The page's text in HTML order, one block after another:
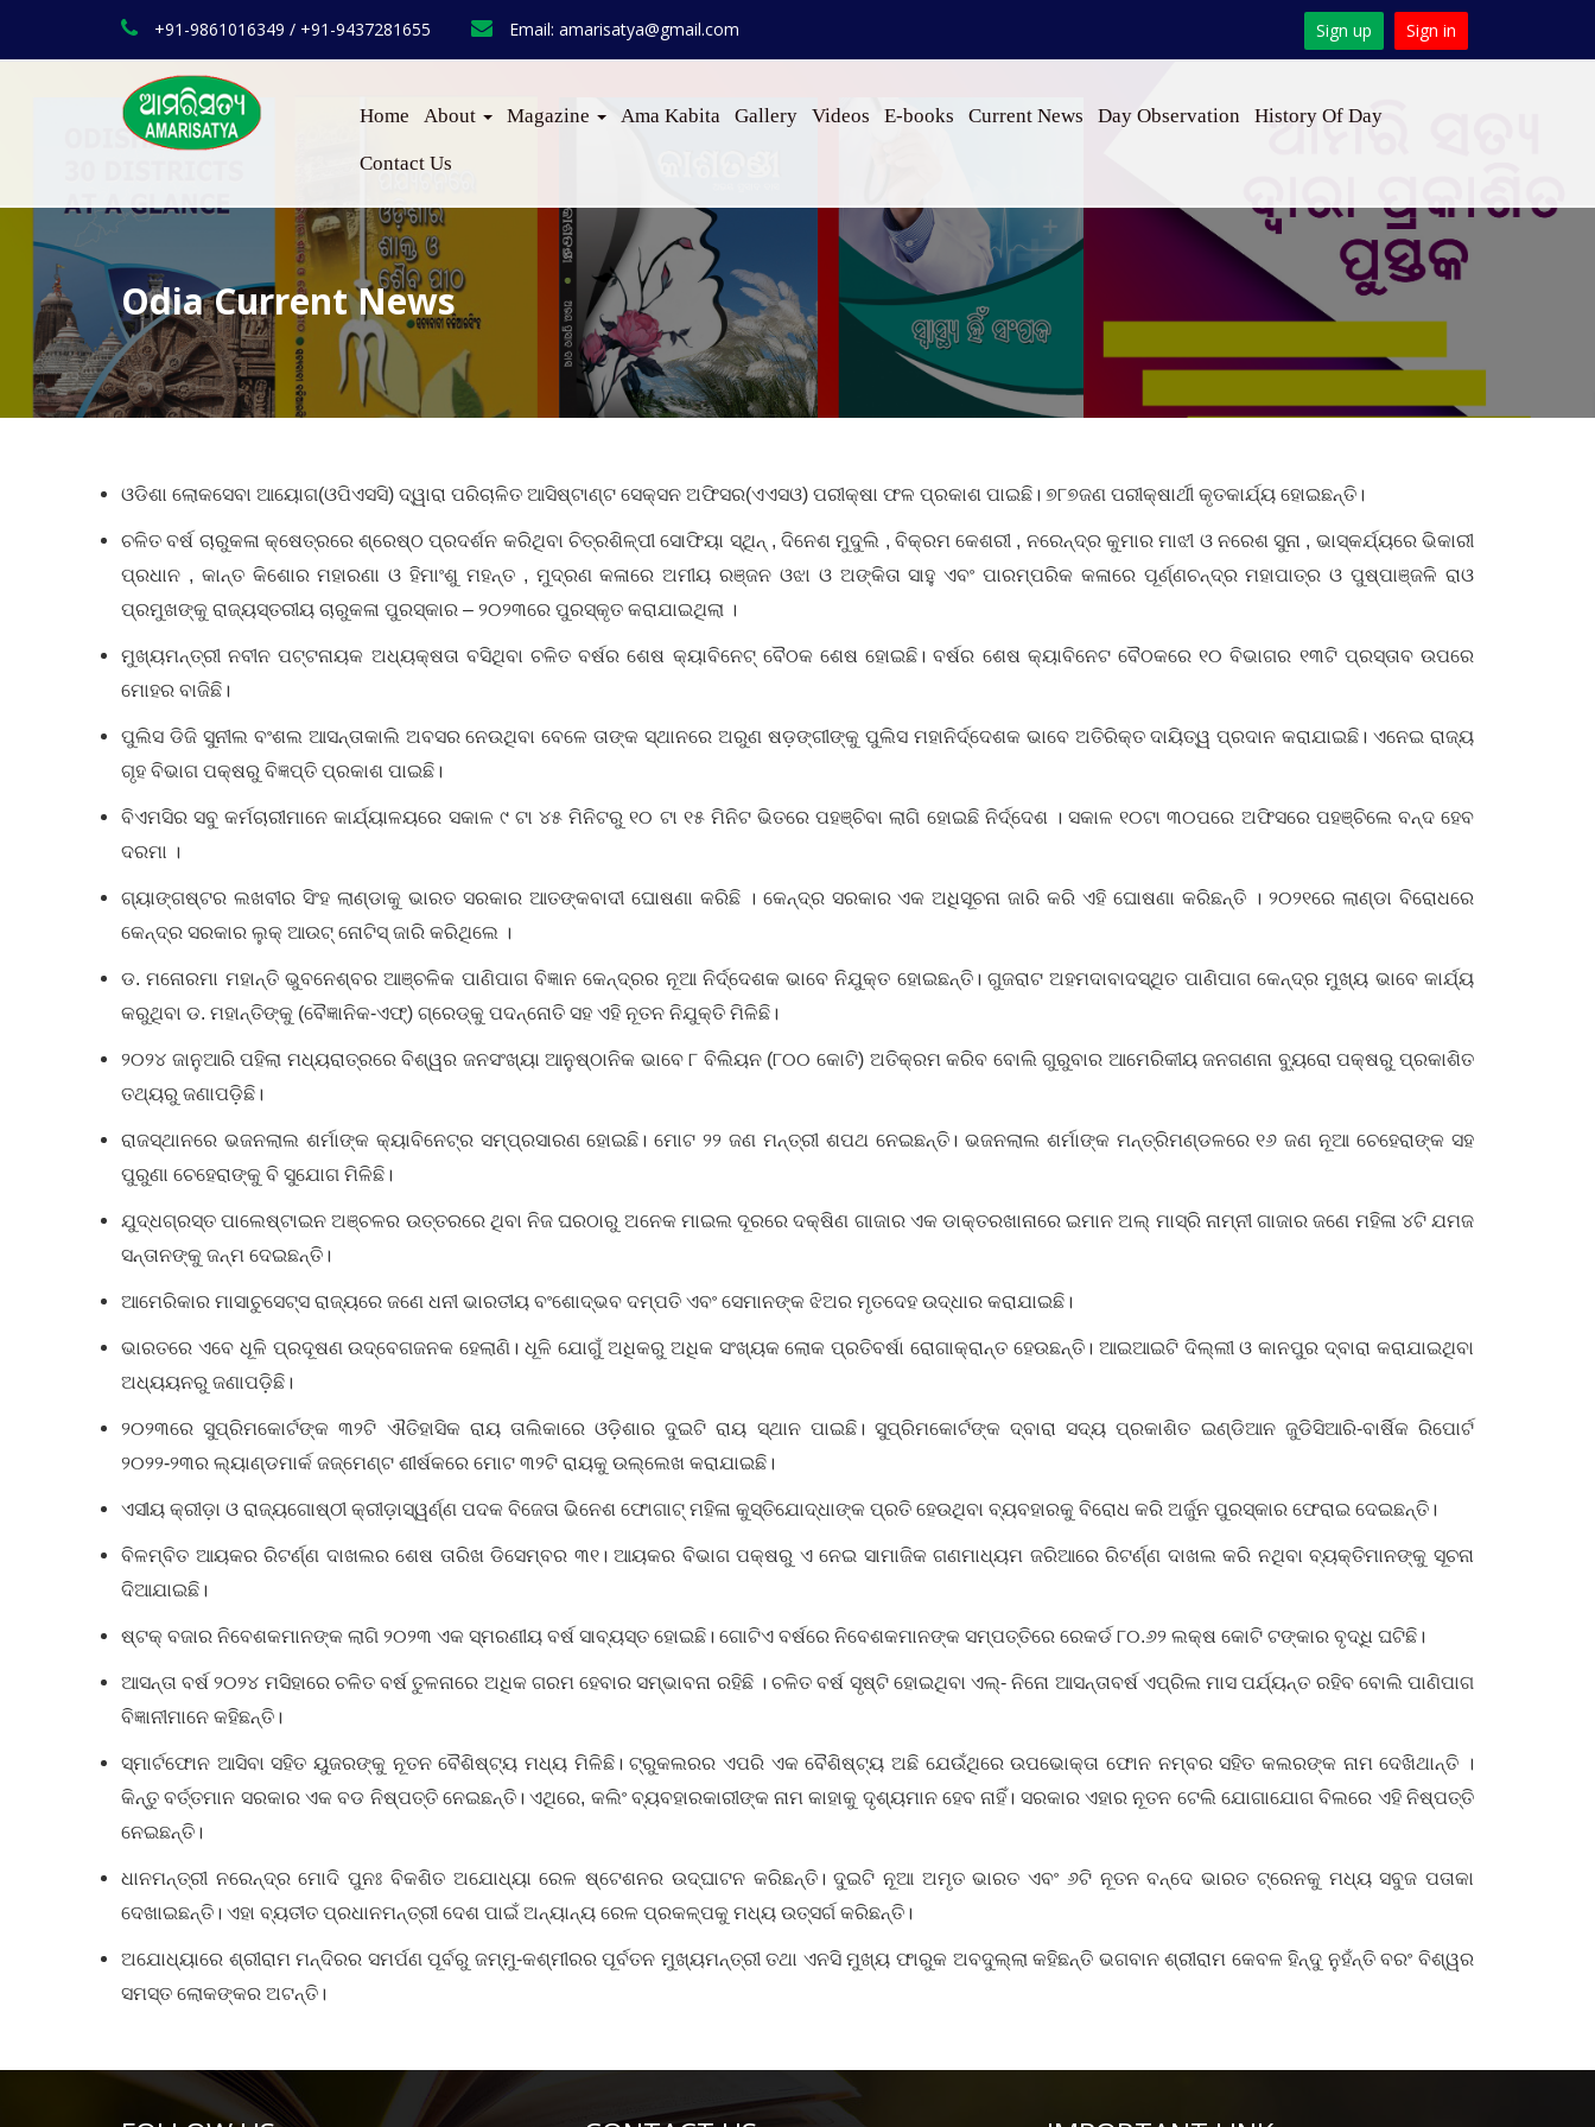
+91-9861016349 / +91-9437281655 Email: amarisatya@gmail.com Sign up Sign in
Home About Magazine Ama Kabita Gallery Videos E-books Current News Day Observation History Of Day
Contact Us
Odia Current News
ଓଡିଶା ଲୋକସେବା ଆୟୋଗ(ଓପିଏସସି) ଦ୍ୱାରା ପରିଚାଳିତ ଆସିଷ୍ଟାଣ୍ଟ ସେକ୍ସନ ଅଫିସର(ଏଏସଓ) ପରୀକ୍ଷା ଫଳ ପ୍ରକାଶ ପାଇଛି। ୭୮୭ଜଣ ପରୀକ୍ଷାର୍ଥୀ କୃତକାର୍ଯ୍ୟ ହୋଇଛନ୍ତି।
ଚଳିତ ବର୍ଷ ଚାରୁକଳା କ୍ଷେତ୍ରରେ ଶ୍ରେଷ୍ଠ ପ୍ରଦର୍ଶନ କରିଥିବା ଚିତ୍ରଶିଳ୍ପୀ ସୋଫିୟା ସ୍ଥିନ୍ , ଦିନେଶ ମୁଦୁଲି , ବିକ୍ରମ କେଶରୀ , ନରେନ୍ଦ୍ର କୁମାର ମାଝୀ ଓ ନରେଶ ସୁନା , ଭାସ୍କର୍ଯ୍ୟରେ ଭିକାରୀ
ପ୍ରଧାନ , କାନ୍ତ କିଶୋର ମହାରଣା ଓ ହିମାଂଶୁ ମହନ୍ତ , ମୁଦ୍ରଣ କଳାରେ ଅମୀୟ ରଞ୍ଜନ ଓଝା ଓ ଅଙ୍କିତା ସାହୁ ଏବଂ ପାରମ୍ପରିକ କଳାରେ ପୂର୍ଣ୍ଣଚନ୍ଦ୍ର ମହାପାତ୍ର ଓ ପୁଷ୍ପାଞ୍ଜଳି ରାଓ
ପ୍ରମୁଖଙ୍କୁ ରାଜ୍ୟସ୍ତରୀୟ ଚାରୁକଳା ପୁରସ୍କାର – ୨୦୨୩ରେ ପୁରସ୍କୃତ କରାଯାଇଥିଲା ।
ମୁଖ୍ୟମନ୍ତ୍ରୀ ନବୀନ ପଟ୍ଟନାୟକ ଅଧ୍ୟକ୍ଷତା ବସିଥିବା ଚଳିତ ବର୍ଷର ଶେଷ କ୍ୟାବିନେଟ୍‌ ବୈଠକ ଶେଷ ହୋଇଛି। ବର୍ଷର ଶେଷ କ୍ୟାବିନେଟ ବୈଠକରେ ୧୦ ବିଭାଗର ୧୩ଟି ପ୍ରସ୍ତାବ ଉପରେ
ମୋହର ବାଜିଛି।
ପୁଲିସ ଡିଜି ସୁନୀଲ ବଂଶଲ ଆସନ୍ତାକାଲି ଅବସର ନେଉଥିବା ବେଳେ ତାଙ୍କ ସ୍ଥାନରେ ଅରୁଣ ଷଡ଼ଙ୍ଗୀଙ୍କୁ ପୁଲିସ ମହାନିର୍ଦ୍ଦେଶକ ଭାବେ ଅତିରିକ୍ତ ଦାୟିତ୍ୱ ପ୍ରଦାନ କରାଯାଇଛି। ଏନେଇ ରାଜ୍ୟ
ଗୃହ ବିଭାଗ ପକ୍ଷରୁ ବିଜ୍ଞପ୍ତି ପ୍ରକାଶ ପାଇଛି।
ବିଏମସିର ସବୁ କର୍ମଚାରୀମାନେ କାର୍ଯ୍ୟାଳୟରେ ସକାଳ ୯ ଟା ୪୫ ମିନିଟରୁ ୧୦ ଟା ୧୫ ମିନିଟ ଭିତରେ ପହଞ୍ଚିବା ଲାଗି ହୋଇଛି ନିର୍ଦ୍ଦେଶ । ସକାଳ ୧୦ଟା ୩୦ପରେ ଅଫିସରେ ପହଞ୍ଚିଲେ ବନ୍ଦ ହେବ
ଦରମା ।
ଗ୍ୟାଙ୍ଗଷ୍ଟର ଲଖବୀର ସିଂହ ଲାଣ୍ଡାକୁ ଭାରତ ସରକାର ଆତଙ୍କବାଦୀ ଘୋଷଣା କରିଛି । କେନ୍ଦ୍ର ସରକାର ଏକ ଅଧିସୂଚନା ଜାରି କରି ଏହି ଘୋଷଣା କରିଛନ୍ତି । ୨୦୨୧ରେ ଲାଣ୍ଡା ବିରୋଧରେ
କେନ୍ଦ୍ର ସରକାର ଲୁକ୍ ଆଉଟ୍ ନୋଟିସ୍ ଜାରି କରିଥିଲେ ।
ଡ. ମନୋରମା ମହାନ୍ତି ଭୁବନେଶ୍ବର ଆଞ୍ଚଳିକ ପାଣିପାଗ ବିଜ୍ଞାନ କେନ୍ଦ୍ରର ନୂଆ ନିର୍ଦ୍ଦେଶକ ଭାବେ ନିଯୁକ୍ତ ହୋଇଛନ୍ତି। ଗୁଜରାଟ ଅହମଦାବାଦସ୍ଥିତ ପାଣିପାଗ କେନ୍ଦ୍ର ମୁଖ୍ୟ ଭାବେ କାର୍ଯ୍ୟ
କରୁଥିବା ଡ. ମହାନ୍ତିଙ୍କୁ (ବୈଜ୍ଞାନିକ-ଏଫ୍‌‌) ଗ୍ରେଡ୍‌‌କୁ ପଦନ୍ନୋତି ସହ ଏହି ନୂତନ ନିଯୁକ୍ତି ମିଳିଛି।
୨୦୨୪ ଜାନୁଆରି ପହିଲା ମଧ୍ୟରାତ୍ରରେ ବିଶ୍ୱର ଜନସଂଖ୍ୟା ଆନୁଷ୍ଠାନିକ ଭାବେ ୮ ବିଲିୟନ (୮୦୦ କୋଟି) ଅତିକ୍ରମ କରିବ ବୋଲି ଗୁରୁବାର ଆମେରିକୀୟ ଜନଗଣନା ବ୍ୟୁରୋ ପକ୍ଷରୁ ପ୍ରକାଶିତ
ତଥ୍ୟରୁ ଜଣାପଡ଼ିଛି।
ରାଜସ୍ଥାନରେ ଭଜନଲାଲ ଶର୍ମାଙ୍କ କ୍ୟାବିନେଟ୍‌ର ସମ୍ପ୍ରସାରଣ ହୋଇଛି। ମୋଟ ୨୨ ଜଣ ମନ୍ତ୍ରୀ ଶପଥ ନେଇଛନ୍ତି। ଭଜନଲାଲ ଶର୍ମାଙ୍କ ମନ୍ତ୍ରିମଣ୍ଡଳରେ ୧୬ ଜଣ ନୂଆ ଚେହେରାଙ୍କ ସହ
ପୁରୁଣା ଚେହେରାଙ୍କୁ ବି ସୁଯୋଗ ମିଳିଛି।
ଯୁଦ୍ଧଗ୍ରସ୍ତ ପାଲେଷ୍ଟାଇନ ଅଞ୍ଚଳର ଉତ୍ତରରେ ଥିବା ନିଜ ଘରଠାରୁ ଅନେକ ମାଇଲ ଦୂରରେ ଦକ୍ଷିଣ ଗାଜାର ଏକ ଡାକ୍ତରଖାନାରେ ଇମାନ ଅଲ୍ ମାସ୍ରି ନାମ୍ନୀ ଗାଜାର ଜଣେ ମହିଳା ୪ଟି ଯମଜ
ସନ୍ତାନଙ୍କୁ ଜନ୍ମ ଦେଇଛନ୍ତି।
ଆମେରିକାର ମାସାଚୁସେଟ୍ସ ରାଜ୍ୟରେ ଜଣେ ଧନୀ ଭାରତୀୟ ବଂଶୋଦ୍ଭବ ଦମ୍ପତି ଏବଂ ସେମାନଙ୍କ ଝିଅର ମୃତଦେହ ଉଦ୍ଧାର କରାଯାଇଛି।
ଭାରତରେ ଏବେ ଧୂଳି ପ୍ରଦୂଷଣ ଉଦ୍‌ବେଗଜନକ ହେଲାଣି। ଧୂଳି ଯୋଗୁଁ ଅଧିକରୁ ଅଧିକ ସଂଖ୍ୟକ ଲୋକ ପ୍ରତିବର୍ଷା ରୋଗାକ୍ରାନ୍ତ ହେଉଛନ୍ତି। ଆଇଆଇଟି ଦିଲ୍ଲୀ ଓ କାନପୁର ଦ୍ବାରା କରାଯାଇଥିବା
ଅଧ୍ୟୟନରୁ ଜଣାପଡ଼ିଛି।
୨୦୨୩ରେ ସୁପ୍ରିମକୋର୍ଟଙ୍କ ୩୨ଟି ଐତିହାସିକ ରାୟ ତାଲିକାରେ ଓଡ଼ିଶାର ଦୁଇଟି ରାୟ ସ୍ଥାନ ପାଇଛି। ସୁପ୍ରିମକୋର୍ଟଙ୍କ ଦ୍ବାରା ସଦ୍ୟ ପ୍ରକାଶିତ ଇଣ୍ଡିଆନ ଜୁଡିସିଆରି-ବାର୍ଷିକ ରିପୋର୍ଟ
୨୦୨୨-୨୩ର ଲ୍ୟାଣ୍ଡମାର୍କ ଜଜ୍‌ମେଣ୍ଟ ଶୀର୍ଷକରେ ମୋଟ ୩୨ଟି ରାୟକୁ ଉଲ୍ଲେଖ କରାଯାଇଛି।
ଏସୀୟ କ୍ରୀଡ଼ା ଓ ରାଜ୍ୟଗୋଷ୍ଠୀ କ୍ରୀଡ଼ାସ୍ୱର୍ଣ୍ଣ ପଦକ ବିଜେତା ଭିନେଶ ଫୋଗାଟ୍ ମହିଳା କୁସ୍ତିଯୋଦ୍ଧାଙ୍କ ପ୍ରତି ହେଉଥିବା ବ୍ୟବହାରକୁ ବିରୋଧ କରି ଅର୍ଜୁନ ପୁରସ୍କାର ଫେରାଇ ଦେଇଛନ୍ତି।
ବିଳମ୍ବିତ ଆୟକର ରିଟର୍ଣ୍ଣ ଦାଖଲର ଶେଷ ତାରିଖ ଡିସେମ୍ବର ୩୧। ଆୟକର ବିଭାଗ ପକ୍ଷରୁ ଏ ନେଇ ସାମାଜିକ ଗଣମାଧ୍ୟମ ଜରିଆରେ ରିଟର୍ଣ୍ଣ ଦାଖଲ କରି ନଥିବା ବ୍ୟକ୍ତିମାନଙ୍କୁ ସୂଚନା
ଦିଆଯାଇଛି।
ଷ୍ଟକ୍‌ ବଜାର ନିବେଶକମାନଙ୍କ ଲାଗି ୨୦୨୩ ଏକ ସ୍ମରଣୀୟ ବର୍ଷ ସାବ୍ୟସ୍ତ ହୋଇଛି। ଗୋଟିଏ ବର୍ଷ‌ରେ ନିବେଶକମାନଙ୍କ ସମ୍ପତ୍ତିରେ ରେକର୍ଡ ୮୦.୬୨ ଲକ୍ଷ କୋଟି ଟଙ୍କାର ବୃଦ୍ଧି ଘଟିଛି।
ଆସନ୍ତା ବର୍ଷ ୨୦୨୪ ମସିହାରେ ଚଳିତ ବର୍ଷ ତୁଳନାରେ ଅଧିକ ଗରମ ହେବାର ସମ୍ଭାବନା ରହିଛି । ଚଳିତ ବର୍ଷ ସୃଷ୍ଟି ହୋଇଥିବା ଏଲ୍‍- ନିନୋ ଆସନ୍ତାବର୍ଷ ଏପ୍ରିଲ ମାସ ପର୍ଯ୍ୟନ୍ତ ରହିବ ବୋଲି ପାଣିପାଗ
ବିଜ୍ଞାନୀମାନେ କହିଛନ୍ତି।
ସ୍ମାର୍ଟଫୋନ ଆସିବା ସହିତ ୟୁଜରଙ୍କୁ ନୂତନ ବୈଶିଷ୍ଟ୍ୟ ମଧ୍ୟ ମିଳିଛି। ଟ୍ରୁକଲରର ଏପରି ଏକ ବୈଶିଷ୍ଟ୍ୟ ଅଛି ଯେଉଁଥିରେ ଉପଭୋକ୍ତା ଫୋନ ନମ୍ବର ସହିତ କଲରଙ୍କ ନାମ ଦେଖିଥାନ୍ତି ।
କିନ୍ତୁ ବର୍ତ୍ତମାନ ସରକାର ଏକ ବଡ ନିଷ୍ପତ୍ତି ନେଇଛନ୍ତି। ଏଥିରେ, କଲିଂ ବ୍ୟବହାରକାରୀଙ୍କ ନାମ କାହାକୁ ଦୃଶ୍ୟମାନ ହେବ ନାହିଁ। ସରକାର ଏହାର ନୂତନ ଟେଲି ଯୋଗାଯୋଗ ବିଲରେ ଏହି ନିଷ୍ପତ୍ତି
ନେଇଛନ୍ତି।
ଧାନମନ୍ତ୍ରୀ ନରେନ୍ଦ୍ର ମୋଦି ପୁନଃ ବିକଶିତ ଅଯୋଧ୍ୟା ରେଳ ଷ୍ଟେଶନର ଉଦ୍‌ଘାଟନ କରିଛନ୍ତି। ଦୁଇଟି ନୂଆ ଅମୃତ ଭାରତ ଏବଂ ୬ଟି ନୂତନ ବନ୍ଦେ ଭାରତ ଟ୍ରେନକୁ ମଧ୍ୟ ସବୁଜ ପତାକା
ଦେଖାଇଛନ୍ତି। ଏହା ବ୍ୟତୀତ ପ୍ରଧାନମନ୍ତ୍ରୀ ଦେଶ ପାଇଁ ଅନ୍ୟାନ୍ୟ ରେଳ ପ୍ରକଳ୍ପକୁ ମଧ୍ୟ ଉତ୍ସର୍ଗ କରିଛନ୍ତି।
ଅଯୋଧ୍ୟାରେ ଶ୍ରୀରାମ ମନ୍ଦିରର ସମର୍ପଣ ପୂର୍ବରୁ ଜମ୍ମୁ-କଶ୍ମୀରର ପୂର୍ବତନ ମୁଖ୍ୟମନ୍ତ୍ରୀ ତଥା ଏନସି ମୁଖ୍ୟ ଫାରୁକ ଅବଦୁଲ୍ଲା କହିଛନ୍ତି ଭଗବାନ ଶ୍ରୀରାମ କେବଳ ହିନ୍ଦୁ ନୁହଁନ୍ତି ବରଂ ବିଶ୍ୱର
ସମସ୍ତ ଲୋକଙ୍କର ଅଟନ୍ତି।